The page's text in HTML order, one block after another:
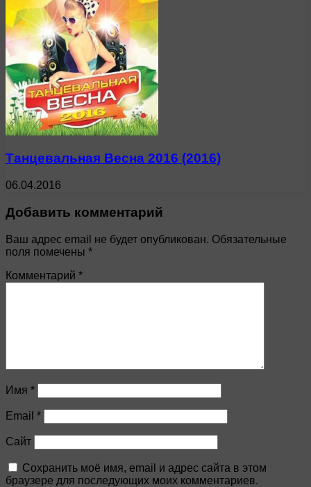
Танцевальная Весна 2016 (2016)
06.04.2016
Добавить комментарий
Ваш адрес email не будет опубликован. Обязательные
поля помечены *
Комментарий *
Имя *
Email *
Сайт
Сохранить моё имя, email и адрес сайта в этом
браузере для последующих моих комментариев.